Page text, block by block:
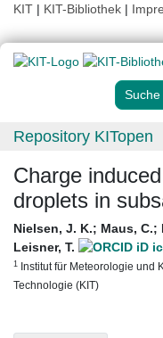
KIT | KIT-Bibliothek |
Suche
Repository KITopen
Charge
droplets in
Nielsen, J. K.; Maus, C.;
Leisner, T.
1 Institut für Meteorologie und
Technologie (KIT)